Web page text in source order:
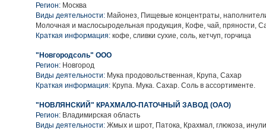
Регион: Москва
Виды деятельности: Майонез, Пищевые концентраты,
Молочная и маслосыродельная продукция, Кофе, чай, пряности,
Краткая информация: кофе, сливки сухие, соль, кетчуп, горчица
"Новгородсоль" ООО
Регион: Новгород
Виды деятельности: Мука продовольственная, Крупа, Сахар
Краткая информация: Крупа. Мука. Сахар. Соль в ассортименте.
"НОВЛЯНСКИЙ" КРАХМАЛО-ПАТОЧНЫЙ ЗАВОД (ОАО)
Регион: Владимирская область
Виды деятельности: Жмых и шрот, Патока, Крахмал, глюкоза,